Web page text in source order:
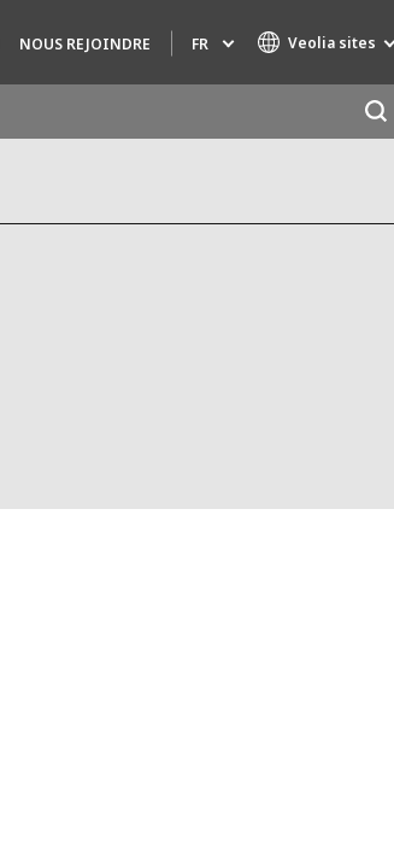
NOUS REJOINDRE FR Veolia sites